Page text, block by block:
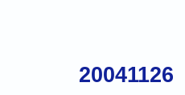
20041126